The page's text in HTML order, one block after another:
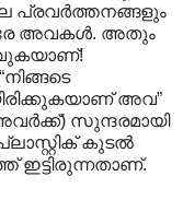
പ്രവർത്തനങ്ങളും
അവകൾ. അതും
അവ”
സുന്ദരമായി
കുടൽ
ഇട്ടിരുന്നതാണ്.